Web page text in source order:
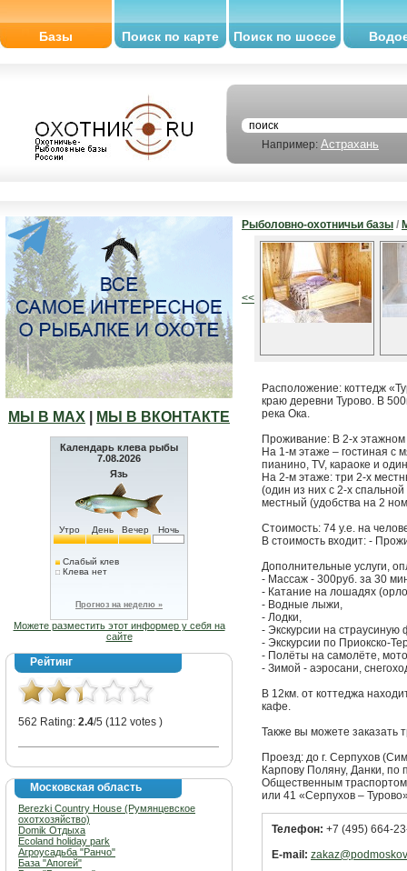
Базы Поиск по карте Поиск по шоссе
Например: Астрахань
МЫ В МАХ МЫ В ВКОНТАКТЕ
Календарь клева рыбы
7.08.2026
Язь
Утро День Вечер Ночь
Слабый клев
Клева нет
Прогноз на неделю »
Можете разместить этот информер у себя на
сайте
Рейтинг
562 Rating: 2.4/5 (112 votes )
Московская область
Berezki Country House (Румянцевское
охотхозяйство)
Domik Отдыха
Ecoland holiday park
Агроусадьба "Ранчо"
База "Апогей"
Рыболовно-охотничьи базы /
<<
Расположение: коттедж
краю деревни Турово. В
река Ока.
Проживание: В 2-х
На 1-м этаже – гостиная с
пианино, TV, караоке и
На 2-м этаже: три 2-х
(один из них с 2-х
местный (удобства на 2
Стоимость: 74 у.е. на
В стоимость входит: -
Дополнительные услуги,
- Массаж - 300руб. за 30
- Катание на лошадях
- Водные лыжи,
- Лодки,
- Экскурсии на страусиную
- Экскурсии по Приокско-
- Полёты на самолёте,
- Зимой - аэросани,
В 12км. от коттеджа
кафе.
Также вы можете заказать
Проезд: до г. Серпухов
Карпову Поляну, Данки, по
Общественным
или 41 «Серпухов –
Телефон: +7 (495) 664-
E-mail: